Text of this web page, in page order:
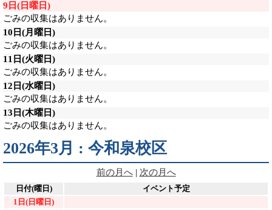
9日(日曜日)
ごみの収集はありません。
10日(月曜日)
ごみの収集はありません。
11日(火曜日)
ごみの収集はありません。
12日(水曜日)
ごみの収集はありません。
13日(木曜日)
ごみの収集はありません。
2026年3月 : 今和泉校区
前の月へ| 次の月へ
日付(曜日)
イベント予定
1日(日曜日)